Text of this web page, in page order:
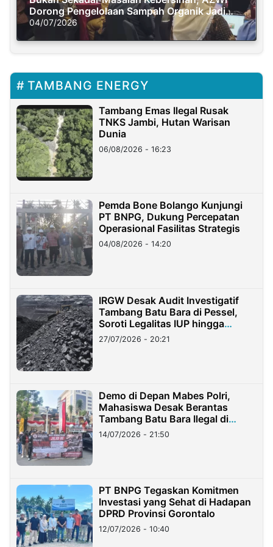
Dorong Pengelolaan Sampah Organik Jadi
Solusi Krisis Iklim
04/07/2026
TAMBANG ENERGY
Tambang Emas Ilegal Rusak
TNKS Jambi, Hutan Warisan
Dunia
06/08/2026 - 16:23
Pemda Bone Bolango Kunjungi
PT BNPG, Dukung Percepatan
Operasional Fasilitas Strategis
04/08/2026 - 14:20
IRGW Desak Audit Investigatif
Tambang Batu Bara di Pessel,
Soroti Legalitas IUP hingga
Stockpile
27/07/2026 - 20:21
Demo di Depan Mabes Polri,
Mahasiswa Desak Berantas
Tambang Batu Bara Ilegal di
Lampung
14/07/2026 - 21:50
PT BNPG Tegaskan Komitmen
Investasi yang Sehat di Hadapan
DPRD Provinsi Gorontalo
12/07/2026 - 10:40